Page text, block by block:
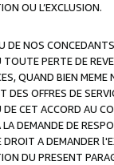
OU L’EXCLUSION.
DE NOS
TOUTE PERTE DE
QUAND BIEN
OFFRES DE
CET ACCORD AU
DEMANDE DE
A DEMANDER
DU PRESENT